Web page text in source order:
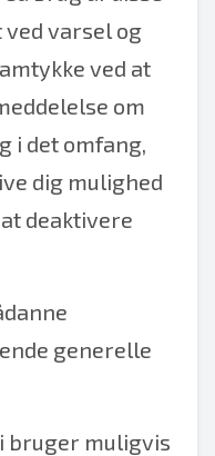
varsel og
ved at
om
i det omfang,
dig mulighed
deaktivere
generelle
bruger muligvis